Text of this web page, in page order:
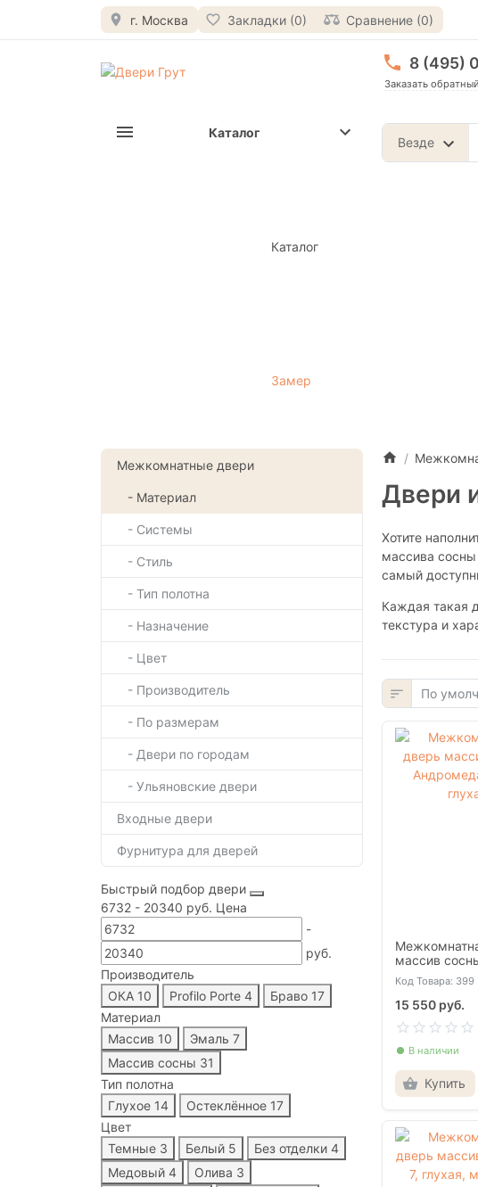
г. Москва Закладки (0) Сравнение (0)
8 (495)
Заказать
Везде
Каталог
Каталог
Замер
Межкомнатные двери
- Материал
- Системы
- Стиль
- Тип полотна
- Назначение
- Цвет
- Производитель
- По размерам
- Двери по городам
- Ульяновские двери
Входные двери
Фурнитура для дверей
Быстрый подбор двери
6732- 20340 руб. Цена
-
руб.
Производитель
ОКА 10 Profilo Porte 4 Браво 17
Материал
Массив 10 Эмаль 7
Массив сосны 31
Тип полотна
Глухое 14 Остеклённое 17
Цвет
Темные 3 Белый 5 Без отделки 4
Медовый 4 Олива 3
Двери
Хотите
массива
самый
Каждая такая
текстура и
массив
Андромеда
глухая
Код Товара: 399
15 550 руб.
В наличии
Купить